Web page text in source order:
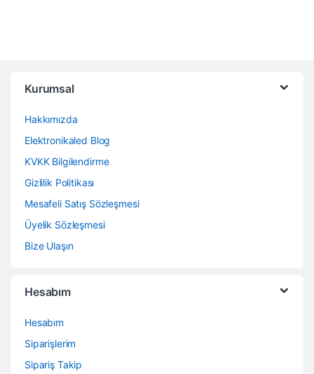
Kurumsal
Hakkımızda
Elektronikaled Blog
KVKK Bilgilendirme
Gizlilik Politikası
Mesafeli Satış Sözleşmesi
Üyelik Sözleşmesi
Bize Ulaşın
Hesabım
Hesabım
Siparişlerim
Sipariş Takip